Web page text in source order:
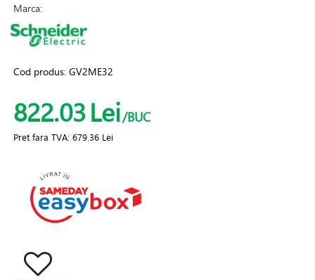
Marca:
Cod produs:GV2ME32
822.03Lei/BUC
Pret fara TVA:679.36 Lei